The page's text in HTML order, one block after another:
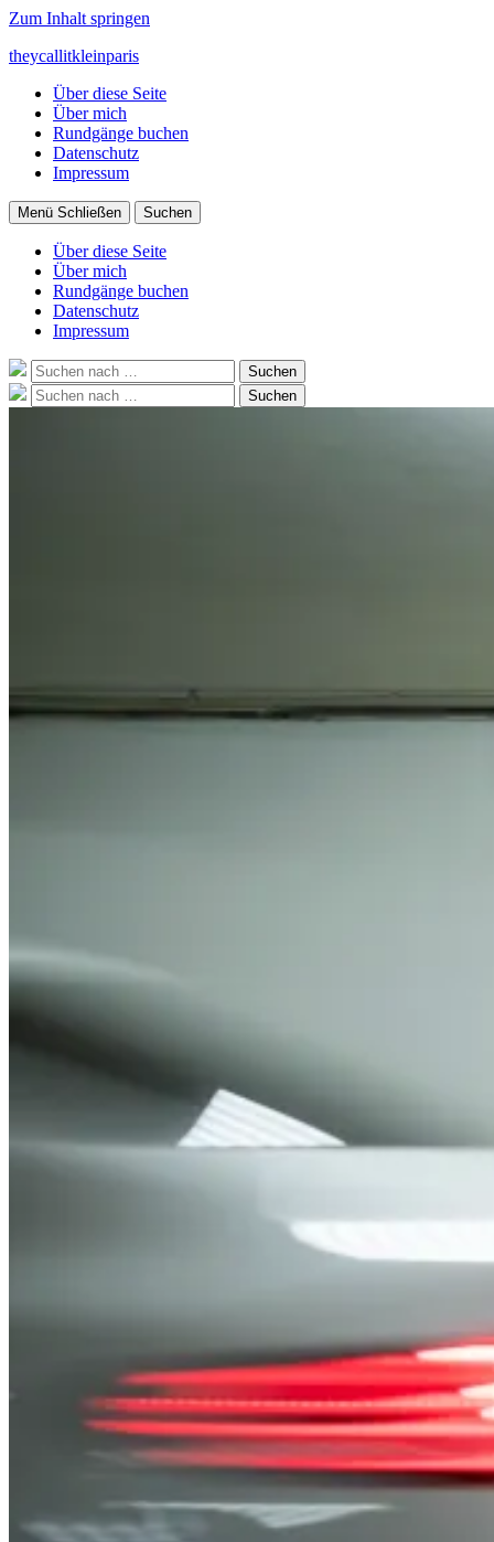
Zum Inhalt springen
theycallitkleinparis
Über diese Seite
Über mich
Rundgänge buchen
Datenschutz
Impressum
Menü Schließen Suchen
Über diese Seite
Über mich
Rundgänge buchen
Datenschutz
Impressum
Suche
nach:
Suchen
Suche
nach:
Suchen